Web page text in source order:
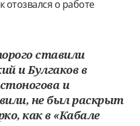
отозвался о работе
ставили
и Булгаков в
и
не был раскрыт
как в «Кабале